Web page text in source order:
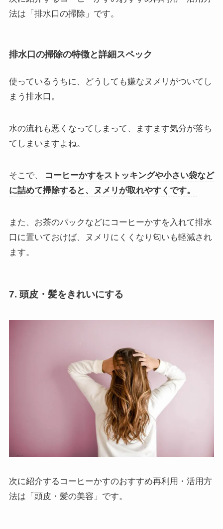
法は「排水口の掃除」です。
排水口の掃除の特徴と詳細スペック
使っているうちに、どうしても嫌なヌメリがついてし
まう排水口。
水の流れも悪くなってしまって、ますます気分が落ち
てしまいますよね。
そこで、
コーヒーかすをストッキングや小さい袋など
に詰めて掃除すると、ヌメリが取れやすくです。
また、お茶のパックなどにコーヒーかすを入れて排水
口に置いておけば、ヌメリにくくなり匂いも軽減され
ます。
7. 頭皮・髪をきれいにする
次に紹介するコーヒーかすのおすすめ再利用・活用方
法は「頭皮・髪の美容」です。